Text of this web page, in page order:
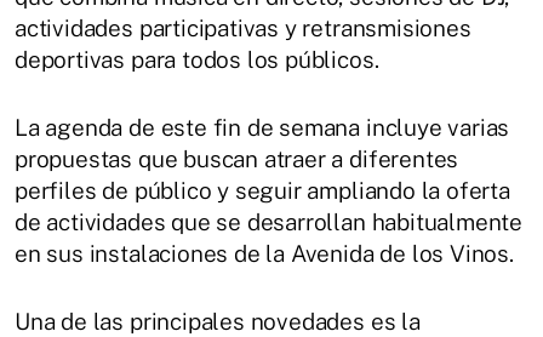
actividades participativas y retransmisiones
deportivas para todos los públicos.
La agenda de este fin de semana incluye varias
propuestas que buscan atraer a diferentes
perfiles de público y seguir ampliando la oferta
de actividades que se desarrollan habitualmente
en sus instalaciones de la Avenida de los Vinos.
Una de las principales novedades es la